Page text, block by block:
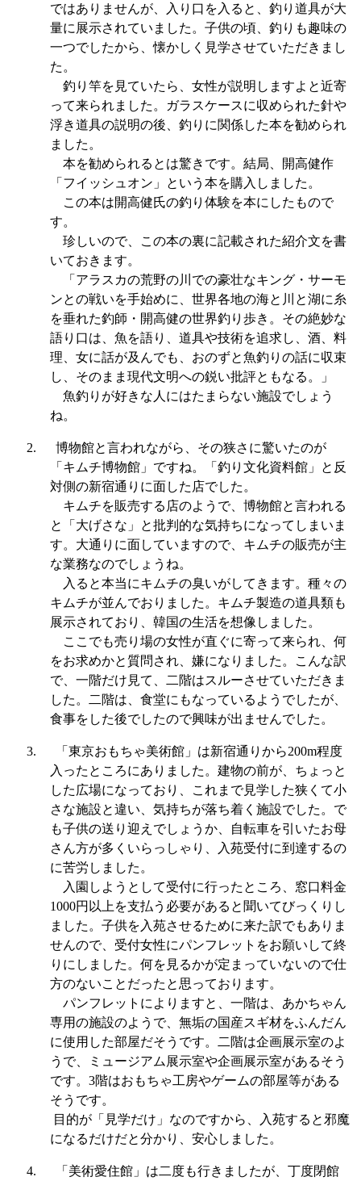
ではありませんが、入り口を入ると、釣り道具が大
量に展示されていました。子供の頃、釣りも趣味の
一つでしたから、懐かしく見学させていただきまし
た。
釣り竿を見ていたら、女性が説明しますよと近寄
って来られました。ガラスケースに収められた針や
浮き道具の説明の後、釣りに関係した本を勧められ
ました。
本を勧められるとは驚きです。結局、開高健作
「フイッシュオン」という本を購入しました。
この本は開高健氏の釣り体験を本にしたもので
す。
珍しいので、この本の裏に記載された紹介文を書
いておきます。
「アラスカの荒野の川での豪壮なキング・サーモ
ンとの戦いを手始めに、世界各地の海と川と湖に糸
を垂れた釣師・開高健の世界釣り歩き。その絶妙な
語り口は、魚を語り、道具や技術を追求し、酒、料
理、女に話が及んでも、おのずと魚釣りの話に収束
し、そのまま現代文明への鋭い批評ともなる。」
魚釣りが好きな人にはたまらない施設でしょう
ね。
2.
博物館と言われながら、その狭さに驚いたのが
「キムチ博物館」ですね。「釣り文化資料館」と反
対側の新宿通りに面した店でした。
キムチを販売する店のようで、博物館と言われる
と「大げさな」と批判的な気持ちになってしまいま
す。大通りに面していますので、キムチの販売が主
な業務なのでしょうね。
入ると本当にキムチの臭いがしてきます。種々の
キムチが並んでおりました。キムチ製造の道具類も
展示されており、韓国の生活を想像しました。
ここでも売り場の女性が直ぐに寄って来られ、何
をお求めかと質問され、嫌になりました。こんな訳
で、一階だけ見て、二階はスルーさせていただきま
した。二階は、食堂にもなっているようでしたが、
食事をした後でしたので興味が出ませんでした。
3. 「東京おもちゃ美術館」は新宿通りから200m程度
入ったところにありました。建物の前が、ちょっと
した広場になっており、これまで見学した狭くて小
さな施設と違い、気持ちが落ち着く施設でした。で
も子供の送り迎えでしょうか、自転車を引いたお母
さん方が多くいらっしゃり、入苑受付に到達するの
に苦労しました。
入園しようとして受付に行ったところ、窓口料金
1000円以上を支払う必要があると聞いてびっくりし
ました。子供を入苑させるために来た訳でもありま
せんので、受付女性にパンフレットをお願いして終
りにしました。何を見るかが定まっていないので仕
方のないことだったと思っております。
パンフレットによりますと、一階は、あかちゃん
専用の施設のようで、無垢の国産スギ材をふんだん
に使用した部屋だそうです。二階は企画展示室のよ
うで、ミュージアム展示室や企画展示室があるそう
です。3階はおもちゃ工房やゲームの部屋等がある
そうです。
目的が「見学だけ」なのですから、入苑すると邪魔
になるだけだと分かり、安心しました。
4. 「美術愛住館」は二度も行きましたが、丁度閉館